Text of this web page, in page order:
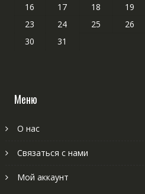
16
17 18 19
23
24 25 26
30
31
Меню
О нас
Связаться с нами
Мой аккаунт